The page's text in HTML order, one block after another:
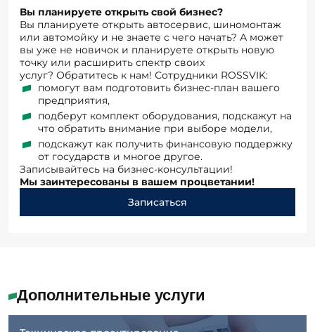
или автомойку и не знаете с чего начать? А может
вы уже не новичок и планируете открыть новую
точку или расширить спектр своих
услуг? Обратитесь к нам! Сотрудники ROSSVIK:
помогут вам подготовить бизнес-план вашего
предприятия,
подберут комплект оборудования, подскажут на
что обратить внимание при выборе модели,
подскажут как получить финансовую поддержку
от государств и многое другое.
Записывайтесь на бизнес-консультации!
Мы заинтересованы в вашем процветании!
Записаться
Техническое проектирование
автосервиса, шиномонтажа или